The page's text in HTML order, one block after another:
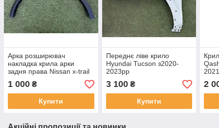
Арка розширювач
накладка крила арки
задня права Nissan x-trail
t32 Rogue від2014-20рр
1 000 ₴
Купити
Переднє ліве крило
Hyundai Tucson з2020-
2023рр
3 100₴
Купити
2